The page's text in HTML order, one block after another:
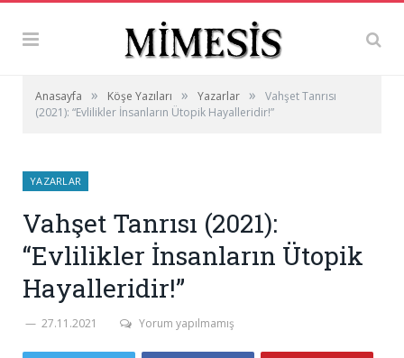
Anasayfa » Köşe Yazıları » Yazarlar »
Vahşet Tanrısı
(2021): “Evlilikler İnsanların Ütopik Hayalleridir!”
YAZARLAR
Vahşet Tanrısı (2021):
“Evlilikler İnsanların Ütopik
Hayalleridir!”
27.11.2021 Yorum yapılmamış